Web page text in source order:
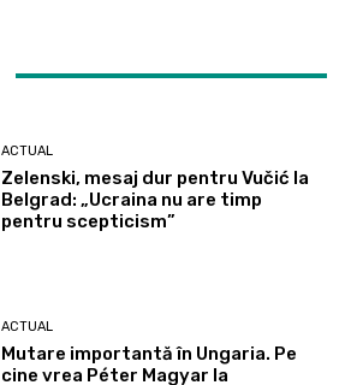
ACTUAL
Zelenski, mesaj dur pentru Vučić la
Belgrad: „Ucraina nu are timp
pentru scepticism”
ACTUAL
Mutare importantă în Ungaria. Pe
cine vrea Péter Magyar la